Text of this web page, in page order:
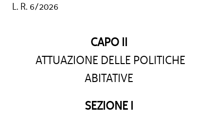
L. R. 6/2026
CAPO II
ATTUAZIONE DELLE POLITICHE
ABITATIVE
SEZIONE I